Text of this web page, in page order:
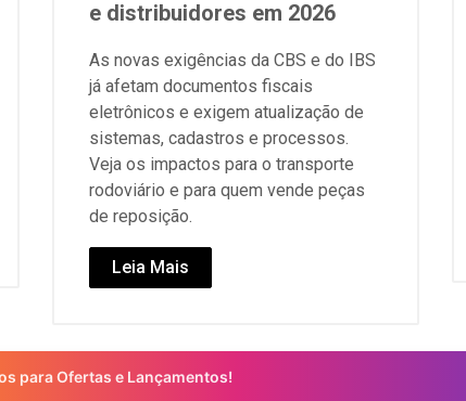
e distribuidores em 2026
As novas exigências da CBS e do IBS
já afetam documentos fiscais
eletrônicos e exigem atualização de
sistemas, cadastros e processos.
Veja os impactos para o transporte
rodoviário e para quem vende peças
de reposição.
Leia Mais
para Ofertas e Lançamentos!